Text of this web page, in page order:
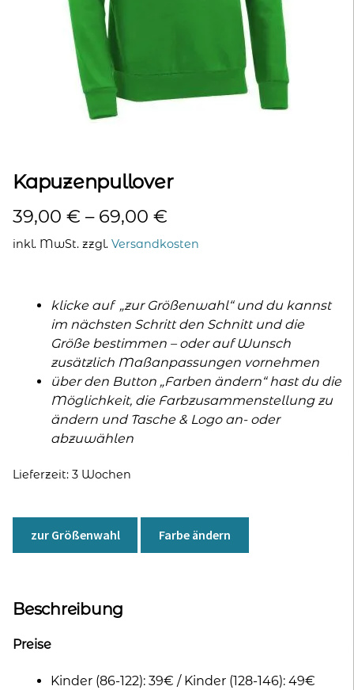
Kapuzenpullover
39,00 € – 69,00 €
inkl. MwSt. zzgl. Versandkosten
klicke auf „zur Größenwahl“ und du kannst
im nächsten Schritt den Schnitt und die
Größe bestimmen – oder auf Wunsch
zusätzlich Maßanpassungen vornehmen
über den Button „Farben ändern“ hast du die
Möglichkeit, die Farbzusammenstellung zu
ändern und Tasche & Logo an- oder
abzuwählen
Lieferzeit: 3 Wochen
zur Größenwahl Farbe ändern
Beschreibung
Preise
Kinder (86-122): 39€ / Kinder (128-146): 49€